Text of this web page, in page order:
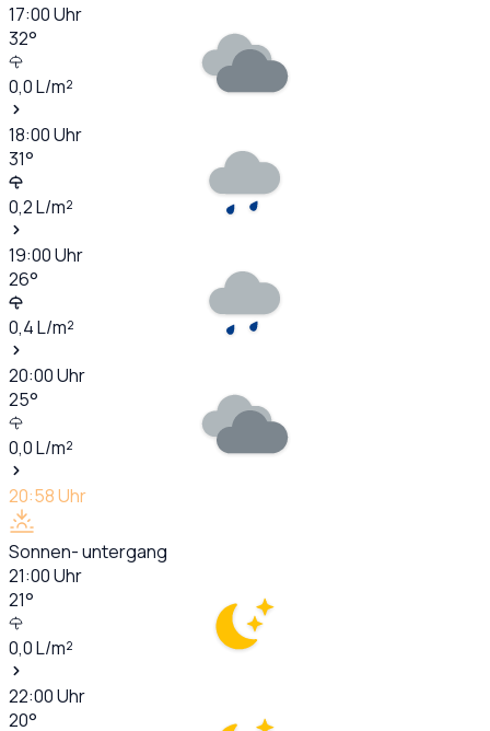
17:00Uhr
32°
0,0L/m²
18:00Uhr
31°
0,2L/m²
19:00Uhr
26°
0,4L/m²
20:00Uhr
25°
0,0L/m²
20:58Uhr
Sonnen- untergang
21:00Uhr
21°
0,0L/m²
22:00Uhr
20°